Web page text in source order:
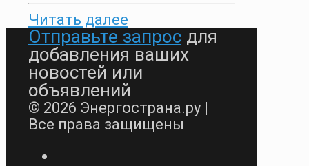
Читать далее
Отправьте запрос для
добавления ваших
новостей или
объявлений
© 2026 Энергострана.ру |
Все права защищены